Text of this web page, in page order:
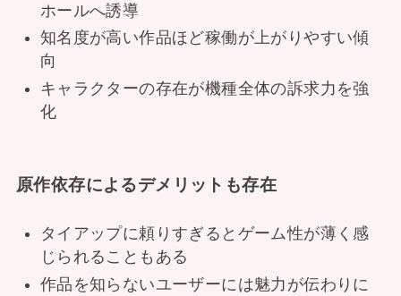
ホールへ誘導
知名度が高い作品ほど稼働が上がりやすい傾
向
キャラクターの存在が機種全体の訴求力を強
化
原作依存によるデメリットも存在
タイアップに頼りすぎるとゲーム性が薄く感
じられることもある
作品を知らないユーザーには魅力が伝わりに